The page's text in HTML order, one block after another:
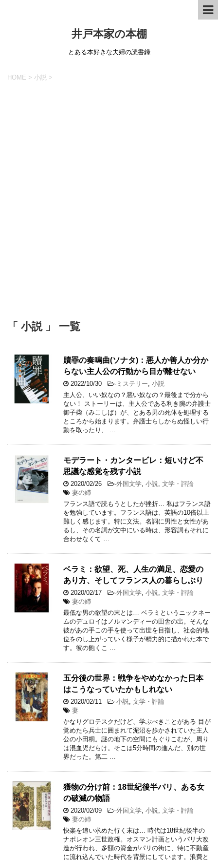
井戸本家の本棚
とある本好きな夫婦の読書録
HOME > 小説 >
「 小説 」 一覧
贖罪の奏鳴曲(ソナタ)：悪人か善人か分か
らない主人公の行動から目が離せない
2022/10/30 - ミステリー 小説
主人公、いい奴なの？悪い奴なの？最後まで分から
ない！ ストーリーは、主人公である利き腕の弁護士
御子柴（みこしば）が、とある男の死体を処理する
ところから始まります。弁護士らしからぬ怪しい行
動を取ったり、 …
モデラート・カンタービレ：短いけど不
思議な感覚を残す小説
2020/02/26 -外国文学 小説
文学・評論
妻の姉
フランス語で読もうとしたが挫折… 私はフランス語
を勉強しています。フランス語は、英語の10倍以上
難しく感じます。特に文法。名詞に男性と女性があ
るし、その名詞が文中にいる時は、形容詞もそれに
合わせなくて …
ベラミ：欲望、死、人生の満足、恋愛の
あり方、そしてフランス人の暮らしぶり
2020/02/17 -外国文学 小説
文学・評論
妻の姉
最低な男の欲望の末とは… ベラミというニックネー
ムのデュロイはノルマンディーの田舎の出。そんな
彼があの手この手を使って出世を目指し、社会的地
位をのし上がっていく様子が精力的に描かれた本で
す。彼の飽くこ …
五分後の世界：戦争をやめなかった日本
はこうなっていたかもしれない
2020/02/11 -小説
文学・評論
妻
かなりグロテスクだけど、学ぶべきことがある 目が
覚めたら兵士に囲まれて泥沼を歩かされていた主人
公の小田桐。謎の地下の空間にもぐりこむが、周り
は混血児だらけ。そこは5分時間の進んだ、別の世
界だった。第二 …
獲物の分け前：18世紀後半パリ、ある女
の破滅の物語
2020/02/09 -外国文学 小説
文学・評論
妻の姉
快楽を追い求めた行く末は… 時代は18世紀後半の
ナポレオン三世政権。オスマン計画というパリ大改
造が行われ、多額の資金がパリの街に、特に不動産
に流れ込んでいた時代を背景にしています。浪費と